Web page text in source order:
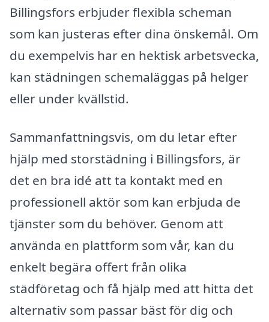
Billingsfors erbjuder flexibla scheman
som kan justeras efter dina önskemål. Om
du exempelvis har en hektisk arbetsvecka,
kan städningen schemaläggas på helger
eller under kvällstid.
Sammanfattningsvis, om du letar efter
hjälp med storstädning i Billingsfors, är
det en bra idé att ta kontakt med en
professionell aktör som kan erbjuda de
tjänster som du behöver. Genom att
använda en plattform som vår, kan du
enkelt begära offert från olika
städföretag och få hjälp med att hitta det
alternativ som passar bäst för dig och